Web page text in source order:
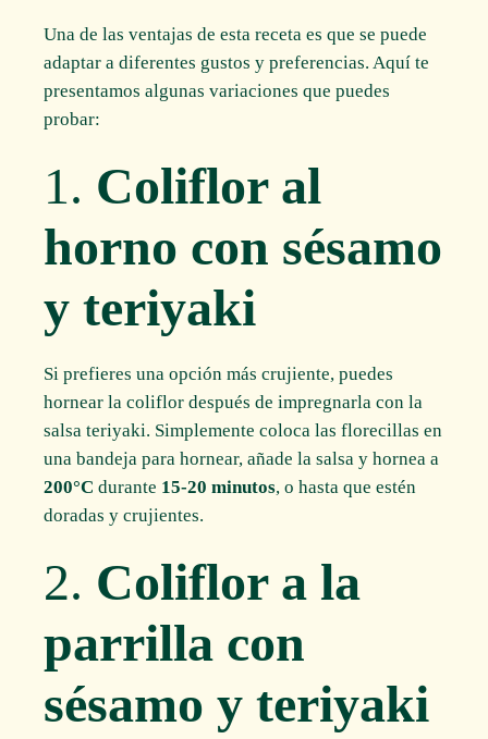
Una de las ventajas de esta receta es que se puede
adaptar a diferentes gustos y preferencias. Aquí te
presentamos algunas variaciones que puedes
probar:
1. Coliflor al
horno con sésamo
y teriyaki
Si prefieres una opción más crujiente, puedes
hornear la coliflor después de impregnarla con la
salsa teriyaki. Simplemente coloca las florecillas en
una bandeja para hornear, añade la salsa y hornea a
200°C durante 15-20 minutos, o hasta que estén
doradas y crujientes.
2. Coliflor a la
parrilla con
sésamo y teriyaki